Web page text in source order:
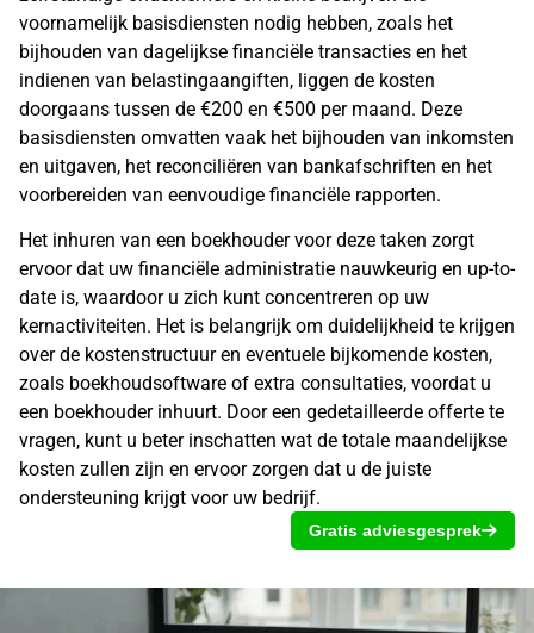
voornamelijk basisdiensten nodig hebben, zoals het
bijhouden van dagelijkse financiële transacties en het
indienen van belastingaangiften, liggen de kosten
doorgaans tussen de €200 en €500 per maand. Deze
basisdiensten omvatten vaak het bijhouden van inkomsten
en uitgaven, het reconciliëren van bankafschriften en het
voorbereiden van eenvoudige financiële rapporten.
Het inhuren van een boekhoudervoor deze taken zorgt
ervoor dat uw financiële administratie nauwkeurig en up-to-
date is, waardoor u zich kunt concentreren op uw
kernactiviteiten. Het is belangrijk om duidelijkheid te krijgen
over de kostenstructuur en eventuele bijkomende kosten,
zoals boekhoudsoftware of extra consultaties, voordat u
een boekhouder inhuurt. Door een gedetailleerde offerte te
vragen, kunt u beter inschatten wat de totale maandelijkse
kosten zullen zijn en ervoor zorgen dat u de juiste
ondersteuning krijgt voor uw bedrijf.
Gratis adviesgesprek